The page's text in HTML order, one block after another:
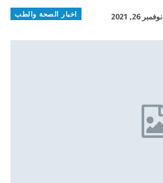
اخبار الصحة والطب نوفمبر 26, 2021